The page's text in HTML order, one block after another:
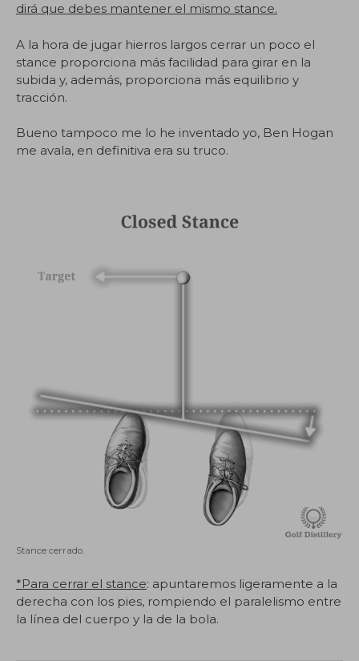
dirá que debes mantener el mismo stance.
A la hora de jugar hierros largos cerrar un poco el
stance proporciona más facilidad para girar en la
subida y, además, proporciona más equilibrio y
tracción.
Bueno tampoco me lo he inventado yo, Ben Hogan
me avala, en definitiva era su truco.
Stance cerrado.
*Para cerrar el stance: apuntaremos ligeramente a la
derecha con los pies, rompiendo el paralelismo entre
la línea del cuerpo y la de la bola.